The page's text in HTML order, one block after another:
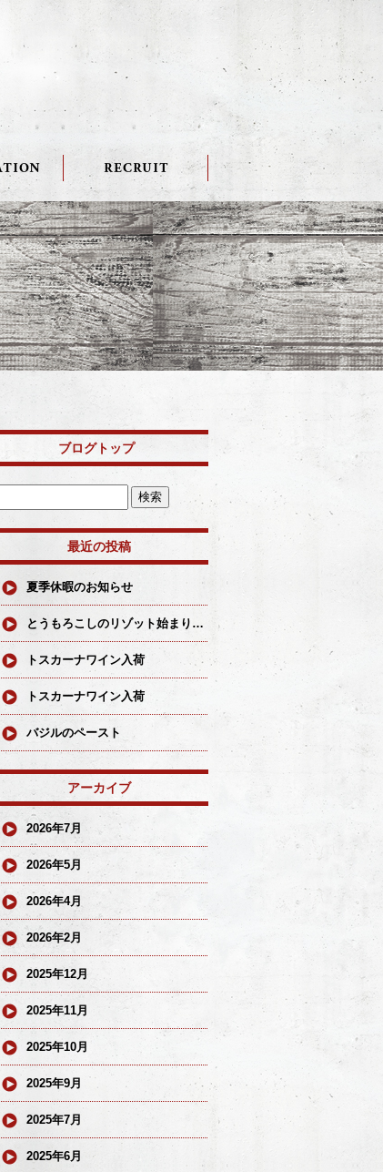
ブログトップ
最近の投稿
夏季休暇のお知らせ
とうもろこしのリゾット始まりました
トスカーナワイン入荷
トスカーナワイン入荷
バジルのペースト
アーカイブ
2026年7月
2026年5月
2026年4月
2026年2月
2025年12月
2025年11月
2025年10月
2025年9月
2025年7月
2025年6月